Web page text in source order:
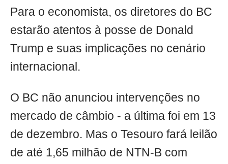
Para o economista, os diretores do BC
estarão atentos à posse de Donald
Trump e suas implicações no cenário
internacional.
O BC não anunciou intervenções no
mercado de câmbio - a última foi em 13
de dezembro. Mas o Tesouro fará leilão
de até 1,65 milhão de NTN-B com